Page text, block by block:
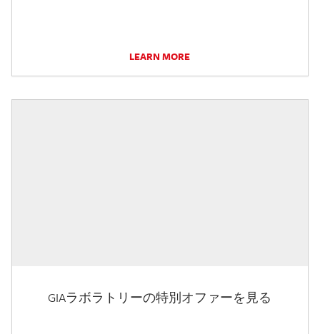
LEARN MORE
GIAラボラトリーの特別オファーを見る